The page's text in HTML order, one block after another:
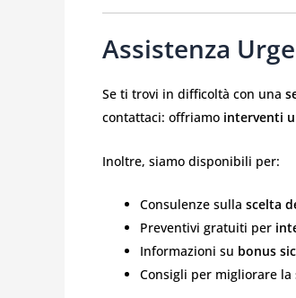
Assistenza
Se ti trovi in difficoltà con una
contattaci: offriamo interventi
Inoltre, siamo disponibili per:
Consulenze sulla scelta
Preventivi gratuiti per
Informazioni su bonus
Consigli per migliorare